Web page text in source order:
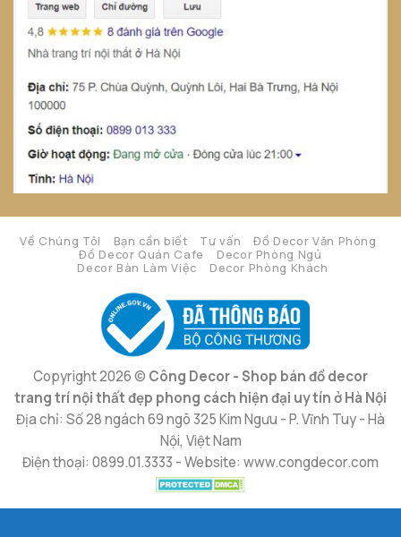
Về Chúng Tôi Bạn cần biết Tư vấn
Đồ Decor Văn Phòng
Đồ Decor Quán Cafe
Decor Phòng Ngủ
Decor Bàn Làm Việc
Decor Phòng Khách
Copyright 2026 © Công Decor - Shop bán đồ decor
trang trí nội thất đẹp phong cách hiện đại uy tín ở Hà Nội
Địa chỉ: Số 28 ngách 69 ngõ 325 Kim Ngưu - P. Vĩnh Tuy - Hà
Nội, Việt Nam
Điện thoại: 0899.01.3333 - Website: www.congdecor.com